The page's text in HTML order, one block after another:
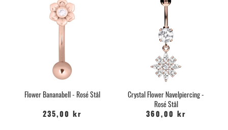
Flower Bananabell - Rosé Stål
235,00 kr
Crystal Flower Navelpiercing -
Rosé Stål
360,00 kr